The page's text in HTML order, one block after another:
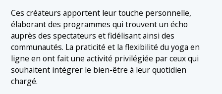
Ces créateurs apportent leur touche personnelle,
élaborant des programmes qui trouvent un écho
auprès des spectateurs et fidélisant ainsi des
communautés. La praticité et la flexibilité du yoga en
ligne en ont fait une activité privilégiée par ceux qui
souhaitent intégrer le bien-être à leur quotidien
chargé.